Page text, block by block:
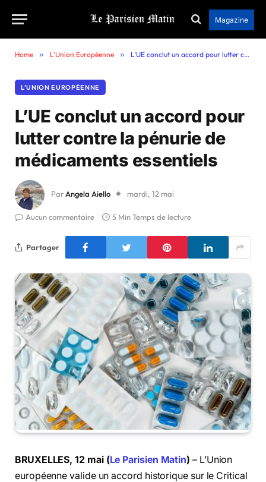
Magazine
Home » L'Union Européenne » L’UE conclut un accord pour lutter contre la pénurie de médicaments essentiels
L'UNION EUROPÉENNE
L’UE conclut un accord pour
lutter contre la pénurie de
médicaments essentiels
Par Angela Aiello mardi, 12 mai
Aucun commentaire 5 Min Temps de lecture
Partager
BRUXELLES, 12 mai (Le Parisien Matin) – L’Union
européenne valide un accord historique sur le Critical